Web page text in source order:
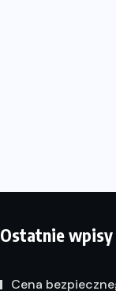
Ostatnie wpisy
Cena